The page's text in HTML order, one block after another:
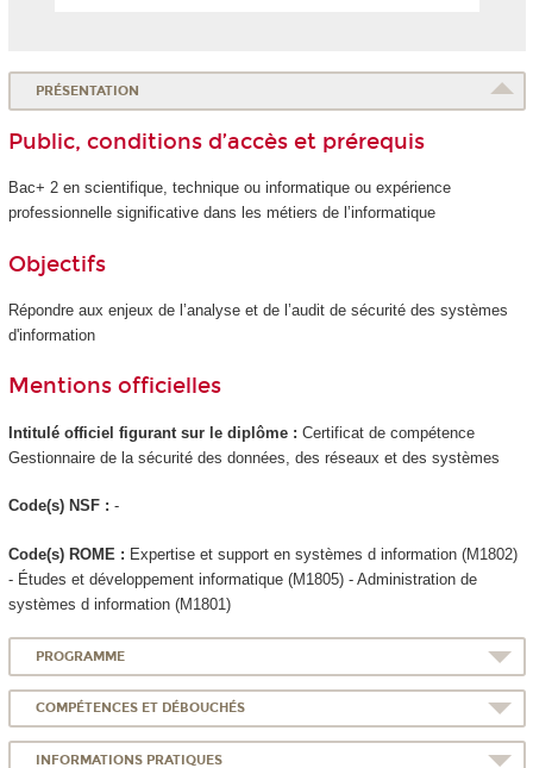
PRÉSENTATION
Public, conditions d’accès et prérequis
Bac+ 2 en scientifique, technique ou informatique ou expérience
professionnelle significative dans les métiers de l’informatique
Objectifs
Répondre aux enjeux de l’analyse et de l’audit de sécurité des systèmes
d'information
Mentions officielles
Intitulé officiel figurant sur le diplôme : Certificat de compétence
Gestionnaire de la sécurité des données, des réseaux et des systèmes
Code(s) NSF : -
Code(s) ROME : Expertise et support en systèmes d information (M1802)
- Études et développement informatique (M1805) - Administration de
systèmes d information (M1801)
PROGRAMME
COMPÉTENCES ET DÉBOUCHÉS
INFORMATIONS PRATIQUES